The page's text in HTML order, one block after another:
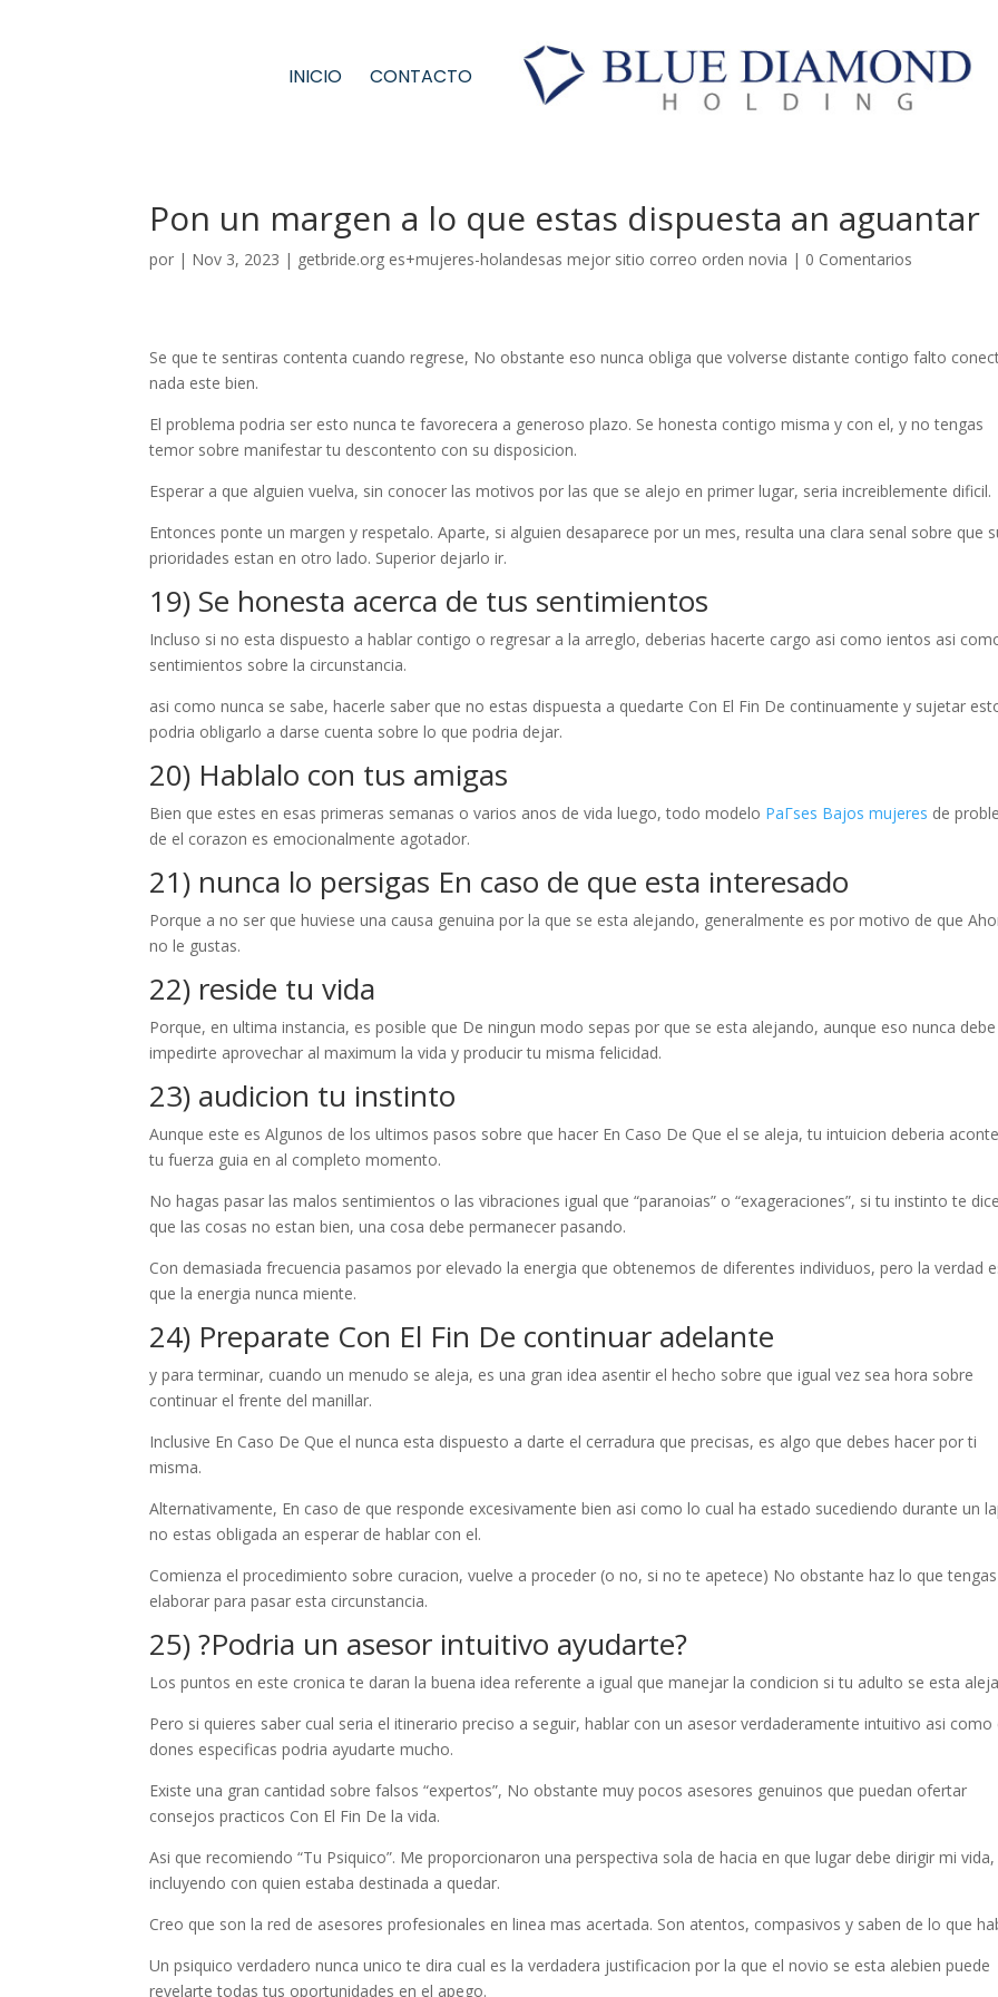
INICIO CONTACTO
Pon un margen a lo que estas dispuesta an aguantar
por | Nov 3, 2023 | getbride.org es+mujeres-holandesas mejor sitio correo orden novia | 0 Comentarios
Se que te sentiras contenta cuando regrese, No obstante eso nunca obliga que volverse distante contigo falto
nada este bien.
El problema podri­a ser esto nunca te favorecera a generoso plazo. Se honesta contigo misma y con el, y no tengas
temor sobre manifestar tu descontento con su disposicion.
Esperar a que alguien vuelva, sin conocer las motivos por las que se alejo en primer lugar, seri­a increiblemente dificil.
Entonces ponte un margen y respetalo. Aparte, si alguien desaparece por un mes, resulta una clara senal sobre que
prioridades estan en otro lado. Superior dejarlo ir.
19) Se honesta acerca de tus sentimientos
Incluso si no esta dispuesto a hablar contigo o regresar a la arreglo, deberias hacerte cargo asi­ como ientos asi­
sentimientos sobre la circunstancia.
asi­ como nunca se sabe, hacerle saber que no estas dispuesta a quedarte Con El Fin De continuamente y sujetar
podria obligarlo a darse cuenta sobre lo que podria dejar.
20) Hablalo con tus amigas
Bien que estes en esas primeras semanas o varios anos de vida luego, todo modelo PaГ­ses Bajos mujeres de
de el corazon es emocionalmente agotador.
21) nunca lo persigas En caso de que esta interesado
Porque a no ser que huviese una causa genuina por la que se esta alejando, generalmente es por motivo de que
no le gustas.
22) reside tu vida
Porque, en ultima instancia, es posible que De ningun modo sepas por que se esta alejando, aunque eso nunca debe
impedirte aprovechar al maximum la vida y producir tu misma felicidad.
23) audicion tu instinto
Aunque este es Algunos de los ultimos pasos sobre que hacer En Caso De Que el se aleja, tu intuicion deberia
tu fuerza guia en al completo momento.
No hagas pasar las malos sentimientos o las vibraciones igual que “paranoias” o “exageraciones”, si tu instinto te dice
que las cosas no estan bien, una cosa debe permanecer pasando.
Con demasiada frecuencia pasamos por elevado la energia que obtenemos de diferentes individuos, pero la verdad
que la energia nunca miente.
24) Preparate Con El Fin De continuar adelante
y para terminar, cuando un menudo se aleja, es una gran idea asentir el hecho sobre que igual vez sea hora sobre
continuar el frente del manillar.
Inclusive En Caso De Que el nunca esta dispuesto a darte el cerradura que precisas, es algo que debes hacer por ti
misma.
Alternativamente, En caso de que responde excesivamente bien asi­ como lo cual ha estado sucediendo durante un
no estas obligada an esperar de hablar con el.
Comienza el procedimiento sobre curacion, vuelve a proceder (o no, si no te apetece) No obstante haz lo que
elaborar para pasar esta circunstancia.
25) ?Podria un asesor intuitivo ayudarte?
Los puntos en este cronica te daran la buena idea referente a igual que manejar la condicion si tu adulto se esta
Pero si quieres saber cual seri­a el itinerario preciso a seguir, hablar con un asesor verdaderamente intuitivo asi­ como
dones especificas podria ayudarte mucho.
Existe una gran cantidad sobre falsos “expertos”, No obstante muy pocos asesores genuinos que puedan ofertar
consejos practicos Con El Fin De la vida.
Asi que recomiendo “Tu Psiquico”. Me proporcionaron una perspectiva sola de hacia en que lugar debe dirigir mi vida,
incluyendo con quien estaba destinada a quedar.
Creo que son la red de asesores profesionales en linea mas acertada. Son atentos, compasivos y saben de lo que
Un psiquico verdadero nunca unico te dira cual es la verdadera justificacion por la que el novio se esta alebien puede
revelarte todas tus oportunidades en el apego.